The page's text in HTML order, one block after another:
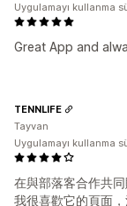
Great App and
Uygulamayı kullanma
在與部落客合作共
我很喜歡它的頁面
TENNLIFE
Tayvan
Uygulamayı kullanma